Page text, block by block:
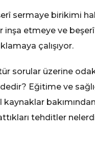
sermaye birikimi
etmeye ve
çalışıyor.
sorular üzerine
Eğitime ve
tehditler